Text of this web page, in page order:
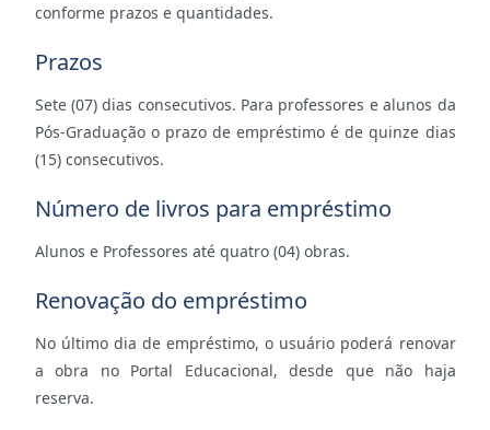
conforme prazos e quantidades.
Prazos
Sete (07) dias consecutivos. Para professores e alunos da
Pós-Graduação o prazo de empréstimo é de quinze dias
(15) consecutivos.
Número de livros para empréstimo
Alunos e Professores até quatro (04) obras.
Renovação do empréstimo
No último dia de empréstimo, o usuário poderá renovar
a obra no Portal Educacional, desde que não haja
reserva.